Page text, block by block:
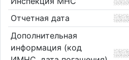
Отчетная дата
Дополнительная
информация (код